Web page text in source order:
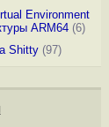
Environment
ARM64(6)
Shitty(97)